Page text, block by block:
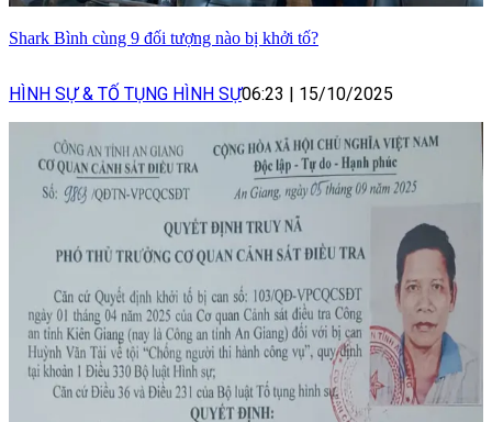
Shark Bình cùng 9 đối tượng nào bị khởi tố?
HÌNH SỰ & TỐ TỤNG HÌNH SỰ06:23 15/10/2025